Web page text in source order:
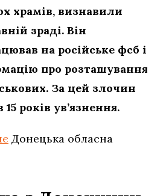
храмів, визнавили
зраді. Він
на російське фсб і
про розташування
За цей злочин
років ув’язнення.
Донецька обласна